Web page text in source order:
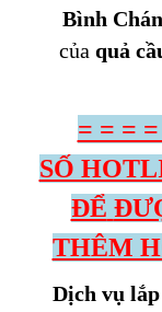
Bình
của quả
= = =
SỐ
ĐỂ
THÊM
Dịch vụ